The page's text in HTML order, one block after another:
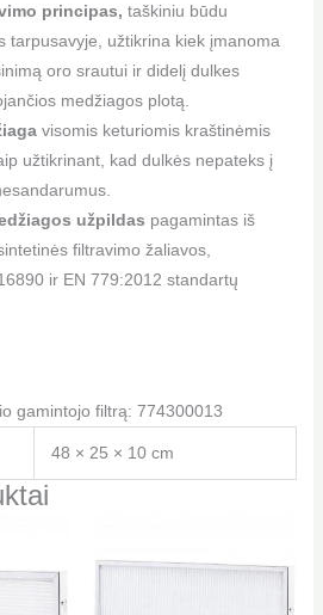
principas, taškiniu būdu
tarpusavyje, užtikrina kiek įmanoma
oro srautui ir didelį dulkes
medžiagos plotą.
visomis keturiomis kraštinėmis
užtikrinant, kad dulkės nepateks į
užpildas pagamintas iš
filtravimo žaliavos,
ir EN 779:2012 standartų
gamintojo filtrą: 774300013
48 × 25 × 10 cm